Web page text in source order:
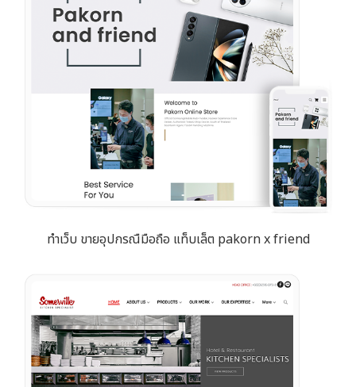
ทำเว็บ ขายอุปกรณืมือถือ แท็บเล็ต pakorn x friend